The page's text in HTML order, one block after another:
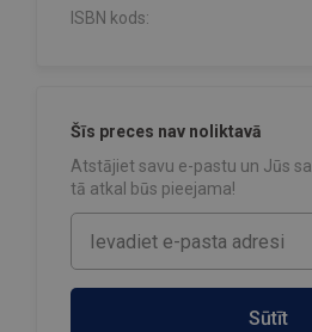
ISBN kods:
Šīs preces nav noliktavā
Atstājiet savu e-pastu un Jūs
tā atkal būs pieejama!
Sūtīt